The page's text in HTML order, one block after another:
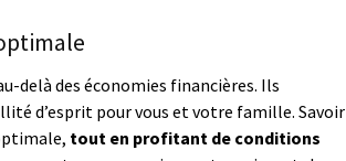
delà des économies financières. Ils
d’esprit pour vous et votre famille. Savoir
tout en profitant de conditions